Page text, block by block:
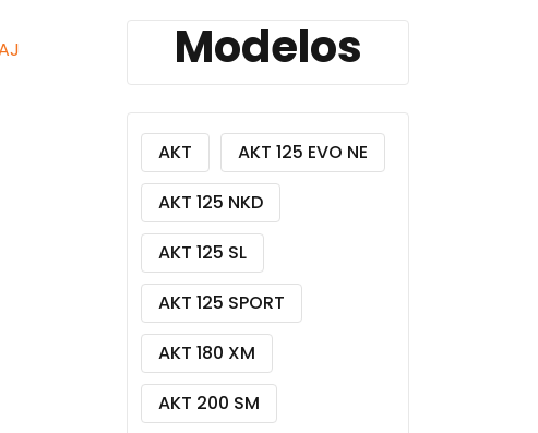
Modelos
AKT
AKT 125 EVO NE
AKT 125 NKD
AKT 125 SL
AKT 125 SPORT
AKT 180 XM
AKT 200 SM